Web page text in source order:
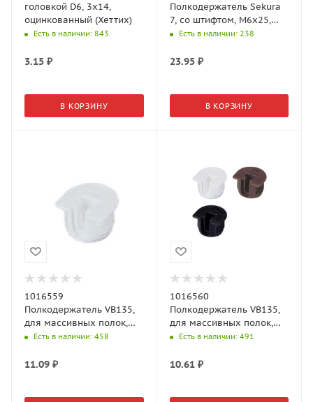
головкой D6, 3х14,
оцинкованный (Хеттих)
Есть в наличии: 843
3.15 ₽
В КОРЗИНУ
Полкодержатель Sekura
7, со штифтом, M6х25,
цинковое литье,
Есть в наличии: 238
23.95₽
В КОРЗИНУ
1016559
Полкодержатель VB135,
для массивных полок,
пластик белый
Есть в наличии: 458
11.09 ₽
1016560
Полкодержатель VB135,
для массивных полок,
пластик коричневый
Есть в наличии: 491
10.61₽